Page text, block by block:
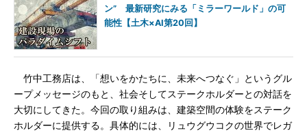
ン” 最新研究にみる「ミラーワールド」の可
能性【土木×AI第20回】
竹中工務店は、「想いをかたちに、未来へつなぐ」というグル
ープメッセージのもと、社会そしてステークホルダーとの対話を
大切にしてきた。今回の取り組みは、建築空間の体験をステーク
ホルダーに提供する。具体的には、リュウグウコクの世界でレガ